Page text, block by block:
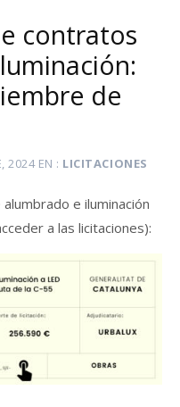
contratos
de
2024EN LICITACIONES
e iluminación
a las licitaciones):